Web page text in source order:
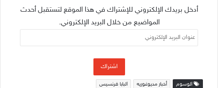
أدخل بريدك الإلكتروني للإشتراك في هذا الموقع لتستقبل أحدث
المواضيع من خلال البريد الإلكتروني.
عنوان
البريد
اشتراك
الوسوم أخبار مديوغوريه البابا فرنسيس